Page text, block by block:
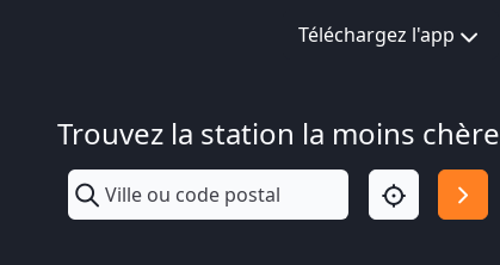
Téléchargez l'app
Trouvez la station la moins chère